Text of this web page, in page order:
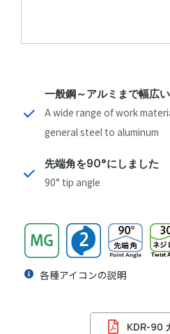
一般鋼～アルミまで幅広
A wide range of work
general steel to aluminum
先端角を90°にしました
90° tip angle
各種アイコンの説明
KDR-90